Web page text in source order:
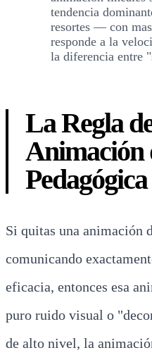
tendencia
resortes — con
responde a la
la diferencia entre
La Regla
Animación
Pedagógica
Si quitas una animación
comunicando
eficacia, entonces esa
puro ruido visual o
de alto nivel, la